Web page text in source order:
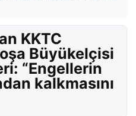
KKTC
Büyükelçisi
“Engellerin
kalkmasını